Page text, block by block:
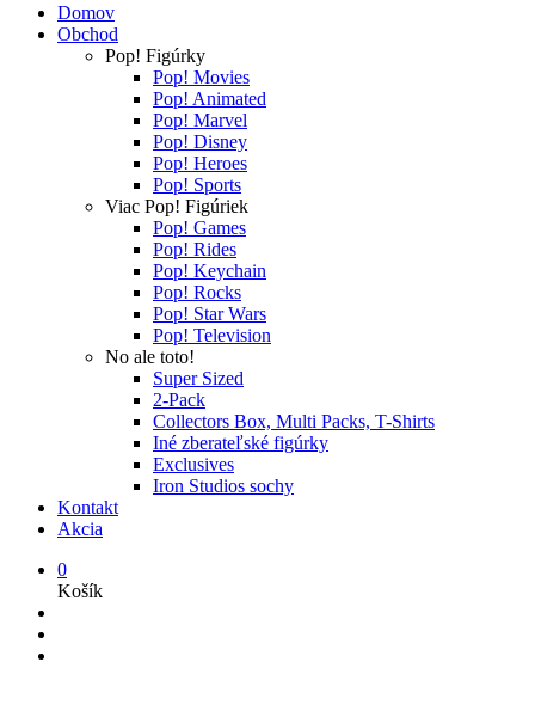
Domov
Obchod
Pop! Figúrky
Pop! Movies
Pop! Animated
Pop! Marvel
Pop! Disney
Pop! Heroes
Pop! Sports
Viac Pop! Figúriek
Pop! Games
Pop! Rides
Pop! Keychain
Pop! Rocks
Pop! Star Wars
Pop! Television
No ale toto!
Super Sized
2-Pack
Collectors Box, Multi Packs, T-Shirts
Iné zberateľské figúrky
Exclusives
Iron Studios sochy
Kontakt
Akcia
0
Košík